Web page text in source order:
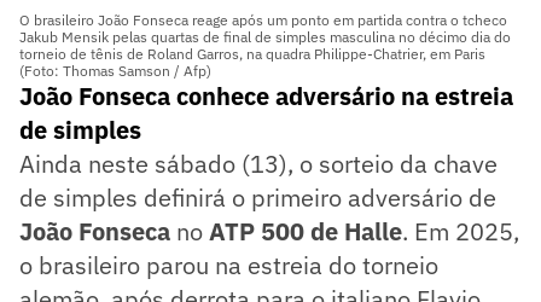
O brasileiro João Fonseca reage após um ponto em partida contra o tcheco
Jakub Mensik pelas quartas de final de simples masculina no décimo dia do
torneio de tênis de Roland Garros, na quadra Philippe-Chatrier, em Paris
(Foto: Thomas Samson / Afp)
João Fonseca conhece adversário na estreia
de simples
Ainda neste sábado (13), o sorteio da chave
de simples definirá o primeiro adversário de
João Fonseca noATP 500 de Halle. Em 2025,
o brasileiro parou na estreia do torneio